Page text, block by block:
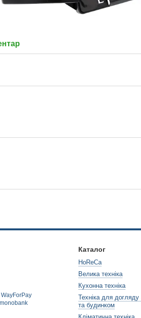
Каталог
HoReCa
Велика техніка
Кухонна техніка
Техніка для догляду
та будинком